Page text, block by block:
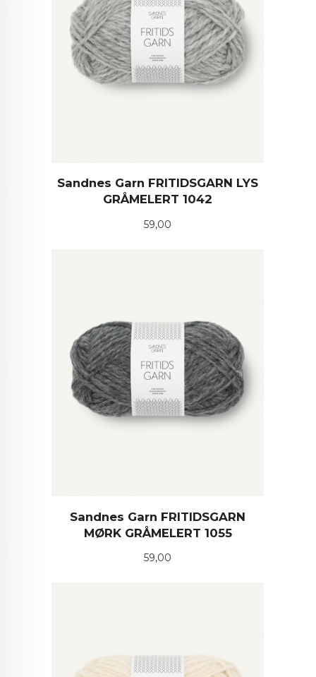
Sandnes Garn FRITIDSGARN LYS
GRÅMELERT 1042
Pris
59,00
Sandnes Garn FRITIDSGARN
MØRK GRÅMELERT 1055
Pris
59,00